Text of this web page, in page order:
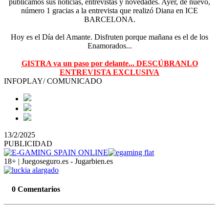
publicamos sus noticias, entrevistas y novedades. Ayer, de nuevo,
número 1 gracias a la entrevista que realizó Diana en ICE
BARCELONA.
Hoy es el Día del Amante. Disfruten porque mañana es el de los
Enamorados...
GISTRA va un paso por delante... DESCÚBRANLO
ENTREVISTA EXCLUSIVA
INFOPLAY/ COMUNICADO
13/2/2025
PUBLICIDAD
18+ | Juegoseguro.es - Jugarbien.es
0 Comentarios